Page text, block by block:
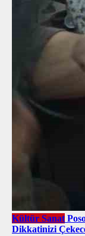
Kültür Sanat
Dikkatinizi